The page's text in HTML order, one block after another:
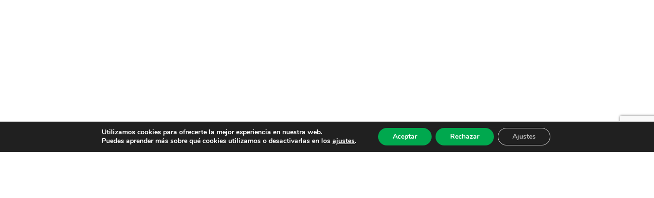
Utilizamos cookies para ofrecerte la mejor experiencia en nuestra web.
Puedes aprender más sobre qué cookies utilizamos o desactivarlas en losajustes. Aceptar Rechazar Ajustes